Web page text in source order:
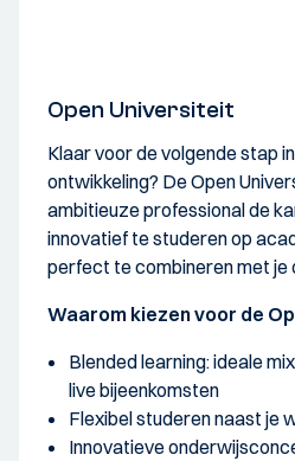
Open Universiteit
Klaar voor de volgende stap
ontwikkeling? De Open
ambitieuze professional de
innovatief te studeren op
perfect te combineren met je
Waarom kiezen voor de
Blended learning: ideale
live bijeenkomsten
Flexibel studeren naast je
Innovatieve